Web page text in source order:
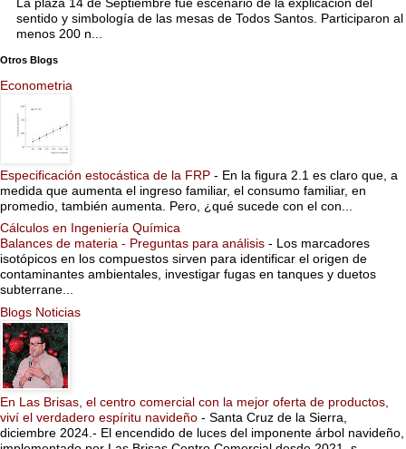
sentido y simbología de las mesas de Todos Santos. Participaron al
menos 200 n...
Otros Blogs
Econometria
Especificación estocástica de la FRP - En la figura 2.1 es claro que, a
medida que aumenta el ingreso familiar, el consumo familiar, en
promedio, también aumenta. Pero, ¿qué sucede con el con...
Cálculos en Ingeniería Química
Balances de materia - Preguntas para análisis - Los marcadores
isotópicos en los compuestos sirven para identificar el origen de
contaminantes ambientales, investigar fugas en tanques y duetos
subterrane...
Blogs Noticias
En Las Brisas, el centro comercial con la mejor oferta de productos,
viví el verdadero espíritu navideño - Santa Cruz de la Sierra,
diciembre 2024.- El encendido de luces del imponente árbol navideño,